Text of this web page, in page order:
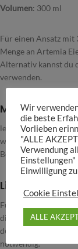
Volumen: 300 ml
Für einen Ansatz mit
Menge an Artemia
Alternativ kannst du
verwenden.
Merkmale
leichte Zucht der
wahlweise auf dem
Bestes
Lieferumfang
Für den Artemia
diese ist nicht im
des Easy Breeder
notwendig.
Wir
die beste
Vorlieben
"ALLE
Verwendung
Einwilligung
Cookie
ALLE